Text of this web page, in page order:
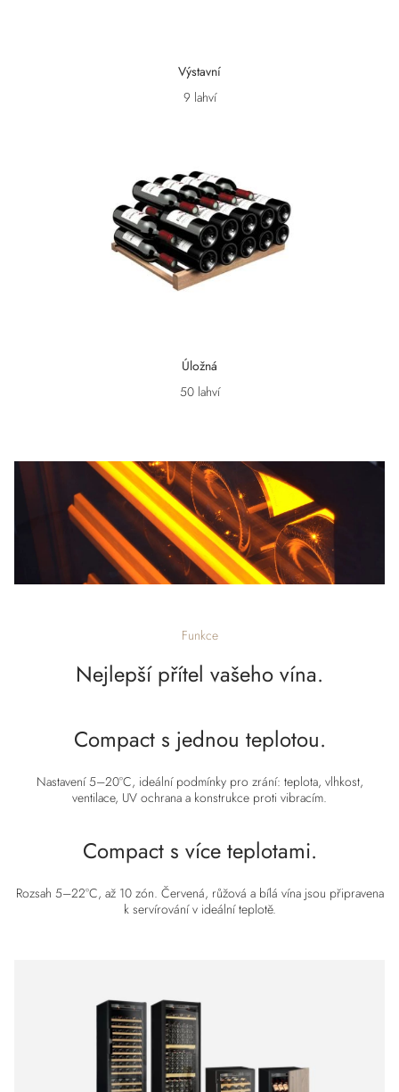
Výstavní
9 lahví
Úložná
50 lahví
Funkce
Nejlepší přítel vašeho vína.
Compact s jednou teplotou.
Nastavení 5–20°C, ideální podmínky pro zrání: teplota, vlhkost,
ventilace, UV ochrana a konstrukce proti vibracím.
Compact s více teplotami.
Rozsah 5–22°C, až 10 zón. Červená, růžová a bílá vína jsou připravena
k servírování v ideální teplotě.